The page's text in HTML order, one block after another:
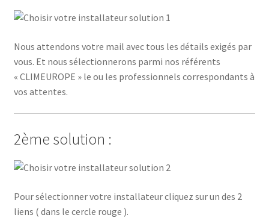
Nous attendons votre mail avec tous les détails exigés par
vous. Et nous sélectionnerons parmi nos référents
« CLIMEUROPE » le ou les professionnels correspondants à
vos attentes.
2ème solution :
Pour sélectionner votre installateur cliquez sur un des 2
liens ( dans le cercle rouge ).